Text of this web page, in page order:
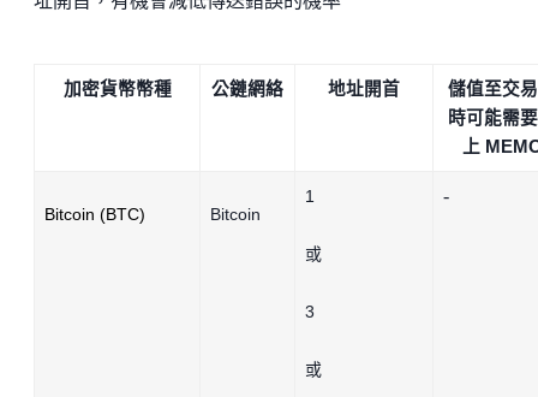
加密貨幣幣種 公鏈網絡 地址開首
儲值至交
時可能需
上
Bitcoin (BTC) Bitcoin
1
或
3
或
-